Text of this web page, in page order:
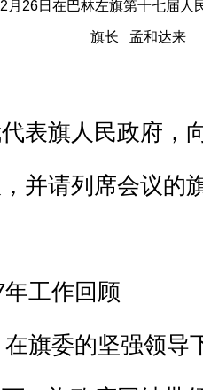
26日在巴林左旗第十七届人
旗长 孟和达来
旗人民政府，
并请列席会议的
工作回顾
委的坚强领导